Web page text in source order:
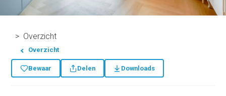
Overzicht
Overzicht
Bewaar Delen Downloads